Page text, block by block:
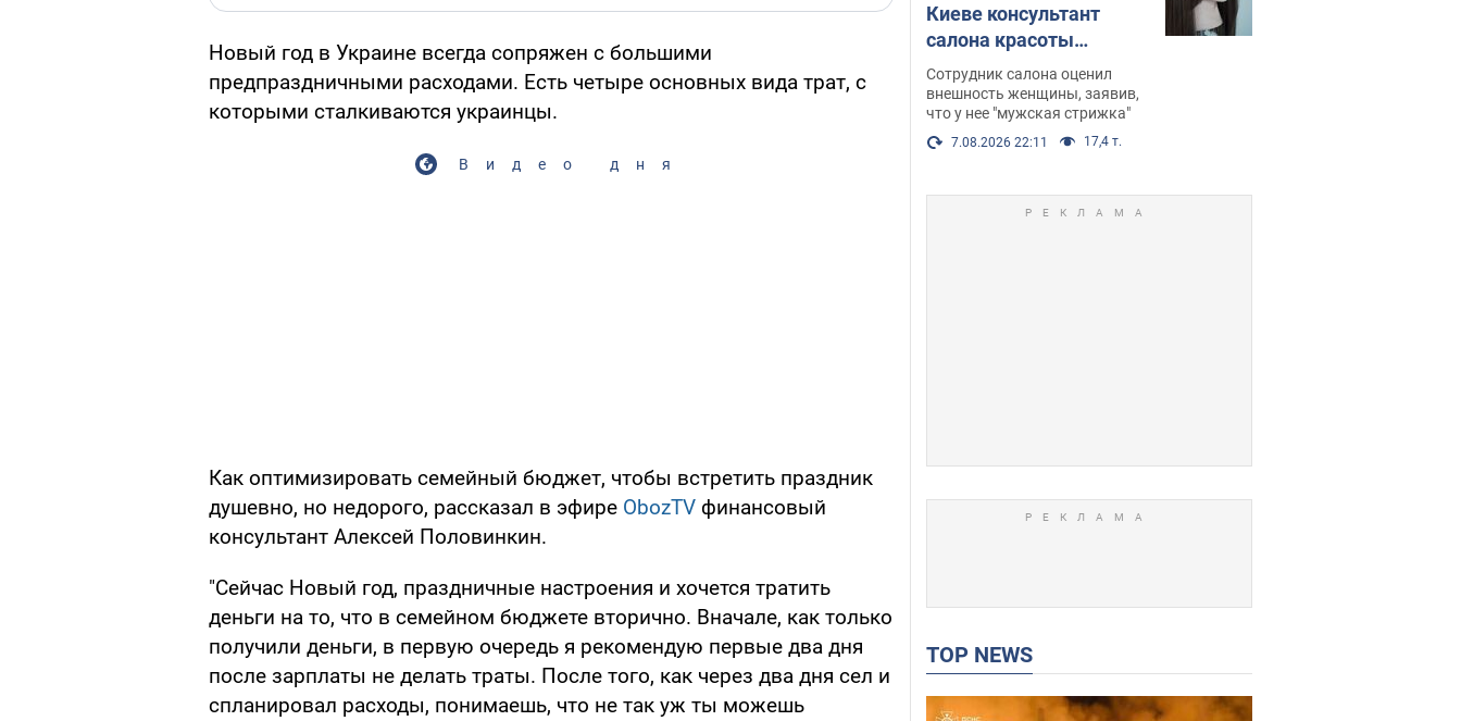
Новый год в Украине всегда сопряжен с большими
предпраздничными расходами. Есть четыре основных вида трат, с
которыми сталкиваются украинцы.
Видео дня
Как оптимизировать семейный бюджет, чтобы встретить праздник
душевно, но недорого, рассказал в эфире ObozTV финансовый
консультант Алексей Половинкин.
"Сейчас Новый год, праздничные настроения и хочется тратить
деньги на то, что в семейном бюджете вторично. Вначале, как только
получили деньги, в первую очередь я рекомендую первые два дня
после зарплаты не делать траты. После того, как через два дня сел и
спланировал расходы, понимаешь, что не так уж ты можешь
Киеве консультант
салона красоты
оскорбил женщину
после химиотерапии,
разгорелся скандал.
Фото
Сотрудник салона оценил
внешность женщины, заявив,
что у нее "мужская стрижка"
7.08.2026 22:11 17,4 т.
TOP NEWS